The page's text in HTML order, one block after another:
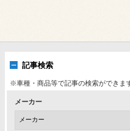
記事検索
※車種・商品等で記事の検索ができま
メーカー